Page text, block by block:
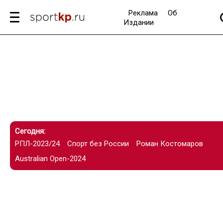
Реклама
Об
Издании
Сегодня:
РПЛ-2023/24
Спорт без России
Роман Костомаров
Australian Open-2024